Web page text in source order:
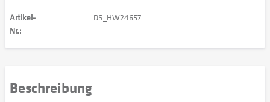
Artikel-
Nr.:
DS_HW24657
Beschreibung